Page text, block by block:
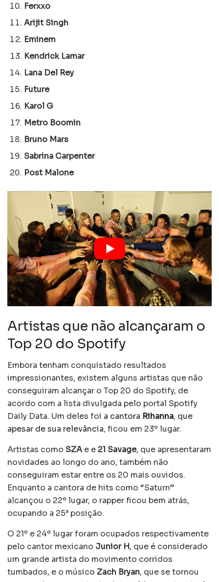
Ferxxo
Arijit Singh
Eminem
Kendrick Lamar
Lana Del Rey
Future
Karol G
Metro Boomin
Bruno Mars
Sabrina Carpenter
Post Malone
Artistas que não alcançaram o
Top 20 do Spotify
Embora tenham conquistado resultados
impressionantes, existem alguns artistas que não
conseguiram alcançar o Top 20 do Spotify, de
acordo com a lista divulgada pelo portal Spotify
Daily Data. Um deles foi a cantora Rihanna, que
apesar de sua relevância, ficou em 23º lugar.
Artistas como SZAe e 21 Savage, que apresentaram
novidades ao longo do ano, também não
conseguiram estar entre os 20 mais ouvidos.
Enquanto a cantora de hits como “Saturn”
alcançou o 22º lugar, o rapper ficou bem atrás,
ocupando a 25ª posição.
O 21º e 24º lugar foram ocupados respectivamente
pelo cantor mexicano Junior H, que é considerado
um grande artista do movimento corridos
tumbados, e o músico Zach Bryan, que se tornou